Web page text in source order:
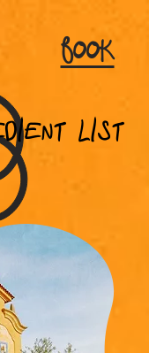
BOOk
list